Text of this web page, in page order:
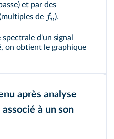
et par des
de fn).
spectrale d'un signal
on obtient le graphique
après analyse
à un son